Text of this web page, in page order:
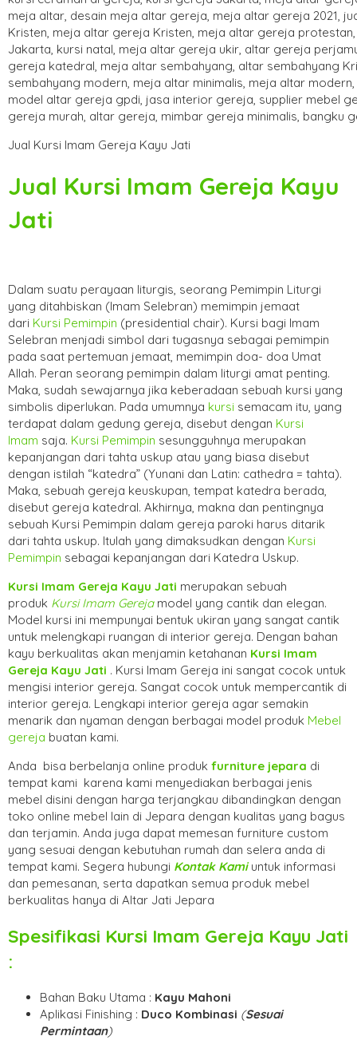
Jual Kursi Imam Gereja Kayu Jati
Jual Kursi Imam Gereja Kayu
Jati
Dalam suatu perayaan liturgis, seorang Pemimpin Liturgi
yang ditahbiskan (Imam Selebran) memimpin jemaat
dari Kursi Pemimpin (presidential chair). Kursi bagi Imam
Selebran menjadi simbol dari tugasnya sebagai pemimpin
pada saat pertemuan jemaat, memimpin doa- doa Umat
Allah. Peran seorang pemimpin dalam liturgi amat penting.
Maka, sudah sewajarnya jika keberadaan sebuah kursi yang
simbolis diperlukan. Pada umumnya kursi semacam itu, yang
terdapat dalam gedung gereja, disebut dengan Kursi
Imam saja. Kursi Pemimpin sesungguhnya merupakan
kepanjangan dari tahta uskup atau yang biasa disebut
dengan istilah “katedra” (Yunani dan Latin: cathedra = tahta).
Maka, sebuah gereja keuskupan, tempat katedra berada,
disebut gereja katedral. Akhirnya, makna dan pentingnya
sebuah Kursi Pemimpin dalam gereja paroki harus ditarik
dari tahta uskup. Itulah yang dimaksudkan dengan Kursi
Pemimpin sebagai kepanjangan dari Katedra Uskup.
Kursi Imam Gereja Kayu Jati merupakan sebuah
produk Kursi Imam Gerejamodel yang cantik dan elegan.
Model kursi ini mempunyai bentuk ukiran yang sangat cantik
untuk melengkapi ruangan di interior gereja. Dengan bahan
kayu berkualitas akan menjamin ketahanan Kursi Imam
Gereja Kayu Jati . Kursi Imam Gereja ini sangat cocok untuk
mengisi interior gereja. Sangat cocok untuk mempercantik di
interior gereja. Lengkapi interior gereja agar semakin
menarik dan nyaman dengan berbagai model produk Mebel
gereja buatan kami.
Anda bisa berbelanja online produk furniture jepara di
tempat kami karena kami menyediakan berbagai jenis
mebel disini dengan harga terjangkau dibandingkan dengan
toko online mebel lain di Jepara dengan kualitas yang bagus
dan terjamin. Anda juga dapat memesan furniture custom
yang sesuai dengan kebutuhan rumah dan selera anda di
tempat kami. Segera hubungi Kontak Kamiuntuk informasi
dan pemesanan, serta dapatkan semua produk mebel
berkualitas hanya di Altar Jati Jepara
Spesifikasi Kursi Imam Gereja Kayu Jati
:
Bahan Baku Utama : Kayu Mahoni
Aplikasi Finishing : Duco Kombinasi (Sesuai
Permintaan)